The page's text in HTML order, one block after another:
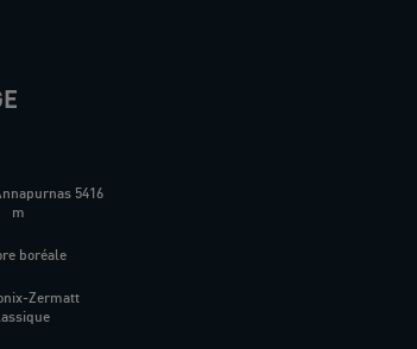
5416
m
boréale
Zermatt